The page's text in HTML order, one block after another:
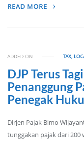
READ MORE
ADDED ON TAX,
DJP Terus
Penanggung
Penegak
Dirjen Pajak Bimo
tunggakan pajak dari